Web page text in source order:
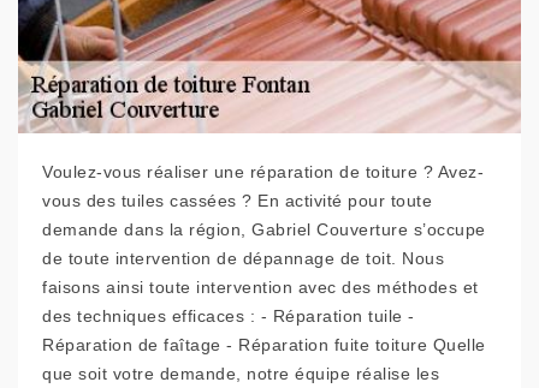
Voulez-vous réaliser une réparation de toiture ? Avez-
vous des tuiles cassées ? En activité pour toute
demande dans la région, Gabriel Couverture s’occupe
de toute intervention de dépannage de toit. Nous
faisons ainsi toute intervention avec des méthodes et
des techniques efficaces : - Réparation tuile -
Réparation de faîtage - Réparation fuite toiture Quelle
que soit votre demande, notre équipe réalise les